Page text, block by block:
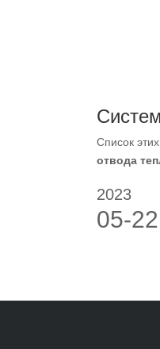
Список
отвода
2023
05-22